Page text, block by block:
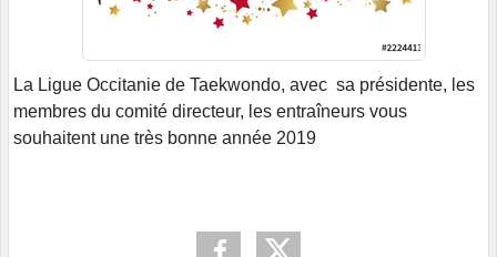
La Ligue Occitanie de Taekwondo, avec sa présidente, les
membres du comité directeur, les entraîneurs vous
souhaitent une très bonne année 2019